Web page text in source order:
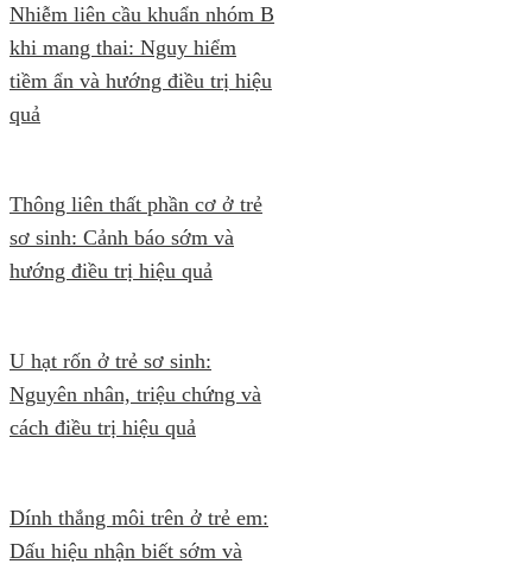
Nhiễm liên cầu khuẩn nhóm B
khi mang thai: Nguy hiểm
tiềm ẩn và hướng điều trị hiệu
quả
Thông liên thất phần cơ ở trẻ
sơ sinh: Cảnh báo sớm và
hướng điều trị hiệu quả
U hạt rốn ở trẻ sơ sinh:
Nguyên nhân, triệu chứng và
cách điều trị hiệu quả
Dính thắng môi trên ở trẻ em:
Dấu hiệu nhận biết sớm và